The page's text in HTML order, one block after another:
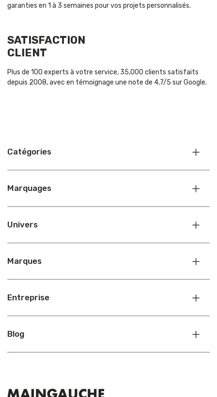
garanties en 1 à 3 semaines pour vos projets personnalisés.
SATISFACTION
CLIENT
Plus de 100 experts à votre service, 35,000 clients satisfaits
depuis 2008, avec en témoignage une note de 4,7/5 sur Google.
Catégories
Marquages
Univers
Marques
Entreprise
Blog